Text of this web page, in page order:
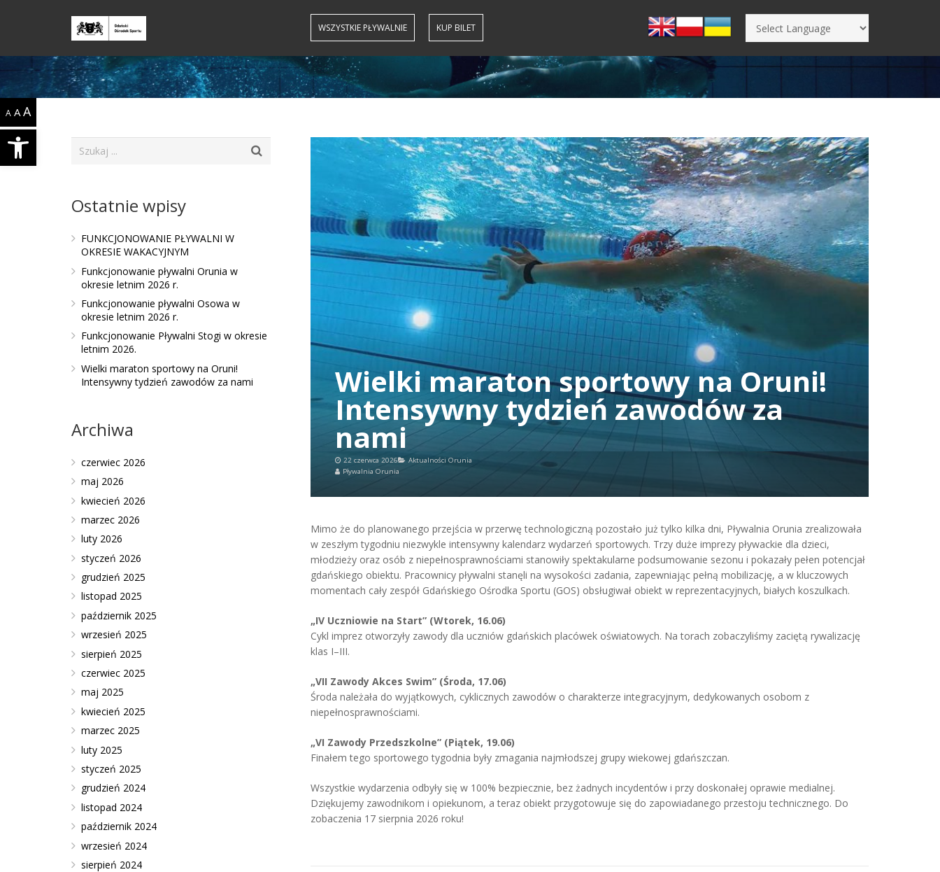
Open toolbar
WSZYSTKIE PŁYWALNIE KUP BILET
A A A
Wielki maraton sportowy na Oruni!
Intensywny tydzień zawodów za
nami
22 czerwca 2026
Aktualności Orunia
Pływalnia Orunia
Mimo że do planowanego przejścia w przerwę technologiczną pozostało już tylko kilka dni, Pływalnia Orunia zrealizowała
w zeszłym tygodniu niezwykle intensywny kalendarz wydarzeń sportowych. Trzy duże imprezy pływackie dla dzieci,
młodzieży oraz osób z niepełnosprawnościami stanowiły spektakularne podsumowanie sezonu i pokazały pełen potencjał
gdańskiego obiektu. Pracownicy pływalni stanęli na wysokości zadania, zapewniając pełną mobilizację, a w kluczowych
momentach cały zespół Gdańskiego Ośrodka Sportu (GOS) obsługiwał obiekt w reprezentacyjnych, białych koszulkach.
„IV Uczniowie na Start” (Wtorek, 16.06)
Cykl imprez otworzyły zawody dla uczniów gdańskich placówek oświatowych. Na torach zobaczyliśmy zaciętą rywalizację
klas I–III.
„VII Zawody Akces Swim” (Środa, 17.06)
Środa należała do wyjątkowych, cyklicznych zawodów o charakterze integracyjnym, dedykowanych osobom z
niepełnosprawnościami.
„VI Zawody Przedszkolne” (Piątek, 19.06)
Finałem tego sportowego tygodnia były zmagania najmłodszej grupy wiekowej gdańszczan.
Wszystkie wydarzenia odbyły się w 100% bezpiecznie, bez żadnych incydentów i przy doskonałej oprawie medialnej.
Dziękujemy zawodnikom i opiekunom, a teraz obiekt przygotowuje się do zapowiadanego przestoju technicznego. Do
zobaczenia 17 sierpnia 2026 roku!
Ostatnie wpisy
FUNKCJONOWANIE PŁYWALNI W
OKRESIE WAKACYJNYM
Funkcjonowanie pływalni Orunia w
okresie letnim 2026 r.
Funkcjonowanie pływalni Osowa w
okresie letnim 2026 r.
Funkcjonowanie Pływalni Stogi w okresie
letnim 2026.
Wielki maraton sportowy na Oruni!
Intensywny tydzień zawodów za nami
Archiwa
czerwiec 2026
maj 2026
kwiecień 2026
marzec 2026
luty 2026
styczeń 2026
grudzień 2025
listopad 2025
październik 2025
wrzesień 2025
sierpień 2025
czerwiec 2025
maj 2025
kwiecień 2025
marzec 2025
luty 2025
styczeń 2025
grudzień 2024
listopad 2024
październik 2024
wrzesień 2024
sierpień 2024